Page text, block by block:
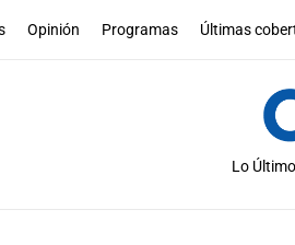
Opinión Programas Últimas
Lo Último